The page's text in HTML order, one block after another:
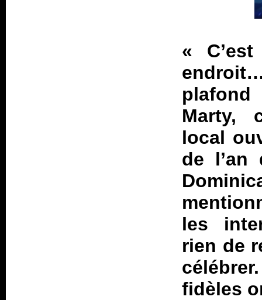
«
Marty,
local
de l’an
les
rien de
fidèles